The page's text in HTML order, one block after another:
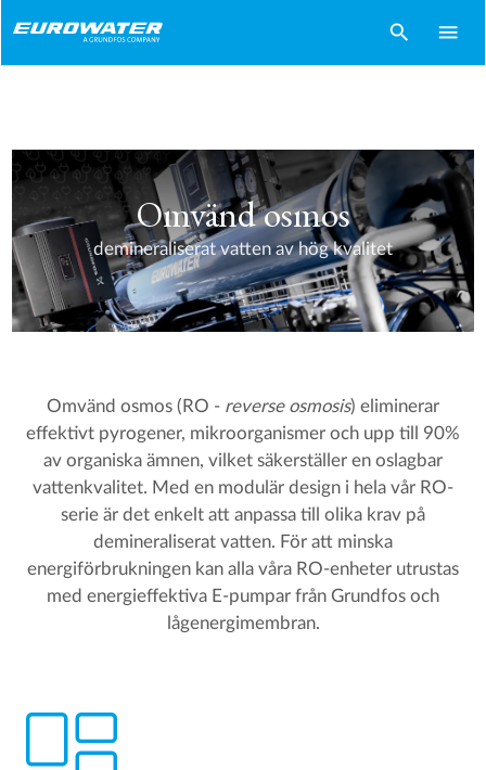
search menu
Omvänd osmos
demineraliserat vatten av hög kvalitet
Omvänd osmos (RO - reverse osmosis) eliminerar
effektivt pyrogener, mikroorganismer och upp till 90%
av organiska ämnen, vilket säkerställer en oslagbar
vattenkvalitet. Med en modulär design i hela vår RO-
serie är det enkelt att anpassa till olika krav på
demineraliserat vatten. För att minska
energiförbrukningen kan alla våra RO-enheter utrustas
med energieffektiva E-pumpar från Grundfos och
lågenergimembran.